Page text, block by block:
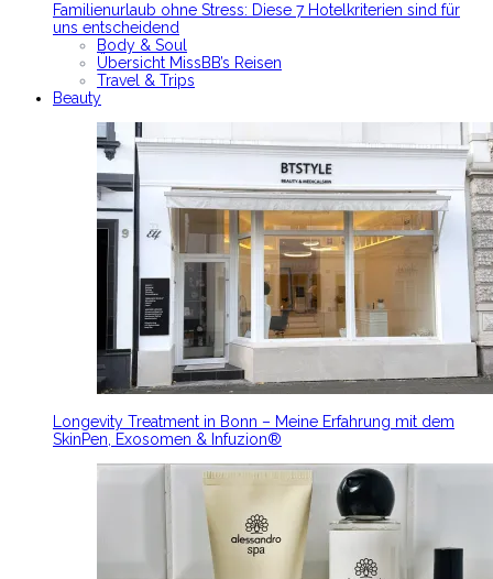
Familienurlaub ohne Stress: Diese 7 Hotelkriterien sind für
uns entscheidend
Body & Soul
Übersicht MissBB’s Reisen
Travel & Trips
Beauty
Longevity Treatment in Bonn – Meine Erfahrung mit dem
SkinPen, Exosomen & Infuzion®